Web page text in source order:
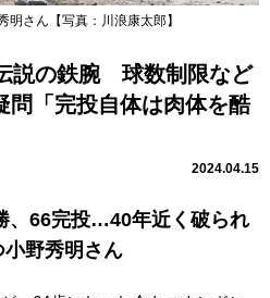
さん【写真：川浪康太郎】
説の鉄腕 球数制限など
問「完投自体は肉体を酷
2024.04.15
、66完投…40年近く破られ
野秀明さん